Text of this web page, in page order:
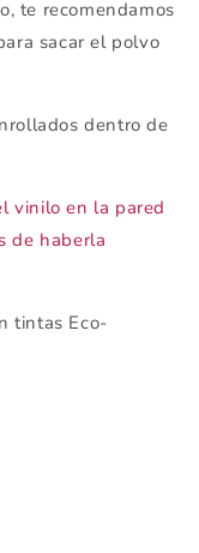
te recomendamos
sacar el polvo
dentro de
vinilo en la pared
de haberla
tintas Eco-